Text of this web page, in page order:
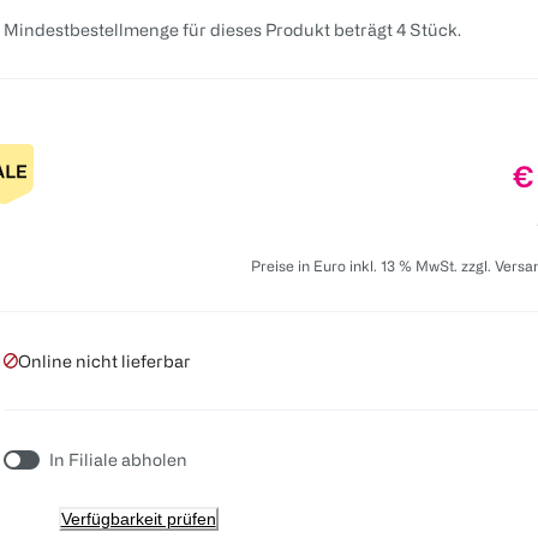
Mindestbestellmenge für dieses Produkt beträgt 4 Stück.
€
Preise in Euro inkl. 13 % MwSt. zzgl.
Online nicht lieferbar
In Filiale abholen
Verfügbarkeit prüfen